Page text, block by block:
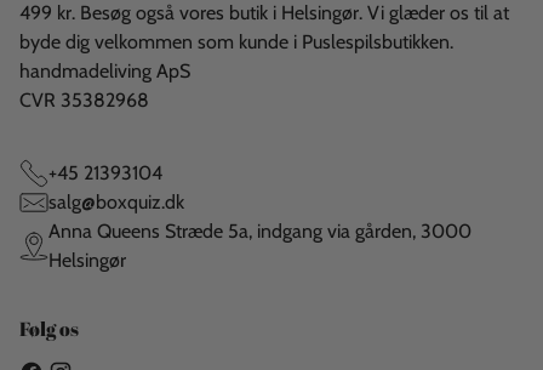
499 kr. Besøg også vores butik i Helsingør. Vi glæder os til at
byde dig velkommen som kunde i Puslespilsbutikken.
handmadeliving ApS
CVR 35382968
+45 21393104
salg@boxquiz.dk
Anna Queens Stræde 5a, indgang via gården, 3000
Helsingør
Følg os